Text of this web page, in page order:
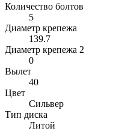
Количество болтов
5
Диаметр крепежа
139.7
Диаметр крепежа 2
0
Вылет
40
Цвет
Сильвер
Тип диска
Литой